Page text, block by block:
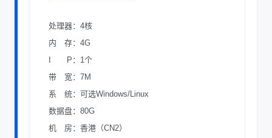
处理器：4核
内 存：4G
I P：1个
带 宽：7M
系 统：可选Windows/Linux
数据盘：80G
机 房：香港（CN2）